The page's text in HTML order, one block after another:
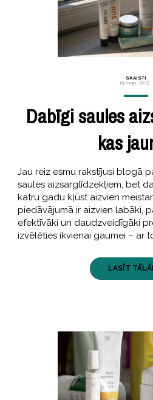
SKAISTI
19 maijs, 2023
Dabīgi saules
kas
Jau reiz esmu rakstījusi blogā
saules aizsarglīdzekļiem, bet
katru gadu kļūst aizvien
piedāvājumā ir aizvien labāki,
efektīvāki un daudzveidīgāki
izvēlēties ikvienai gaumei – ar
LASĪT